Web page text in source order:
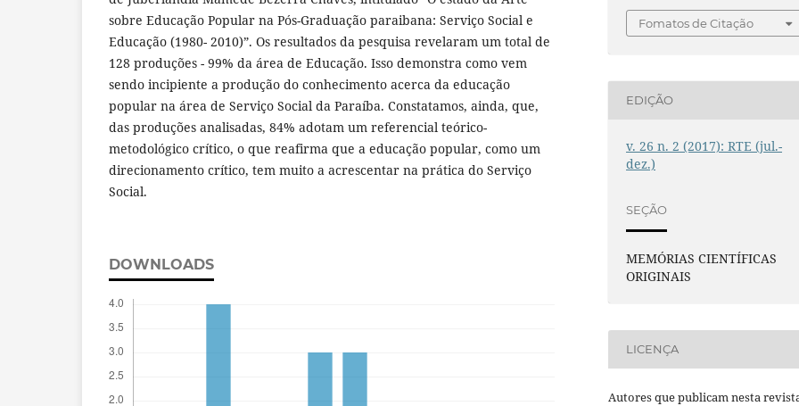
sobre Educação Popular na Pós-Graduação paraibana: Serviço Social e
Educação (1980- 2010)”. Os resultados da pesquisa revelaram um total de
128 produções - 99% da área de Educação. Isso demonstra como vem
sendo incipiente a produção do conhecimento acerca da educação
popular na área de Serviço Social da Paraíba. Constatamos, ainda, que,
das produções analisadas, 84% adotam um referencial teórico-
metodológico crítico, o que reafirma que a educação popular, como um
direcionamento crítico, tem muito a acrescentar na prática do Serviço
Social.
DOWNLOADS
Fomatos de Citação
EDIÇÃO
v. 26 n. 2 (2017): RTE (jul.-
dez.)
SEÇÃO
MEMÓRIAS CIENTÍFICAS
ORIGINAIS
LICENÇA
Autores que publicam nesta